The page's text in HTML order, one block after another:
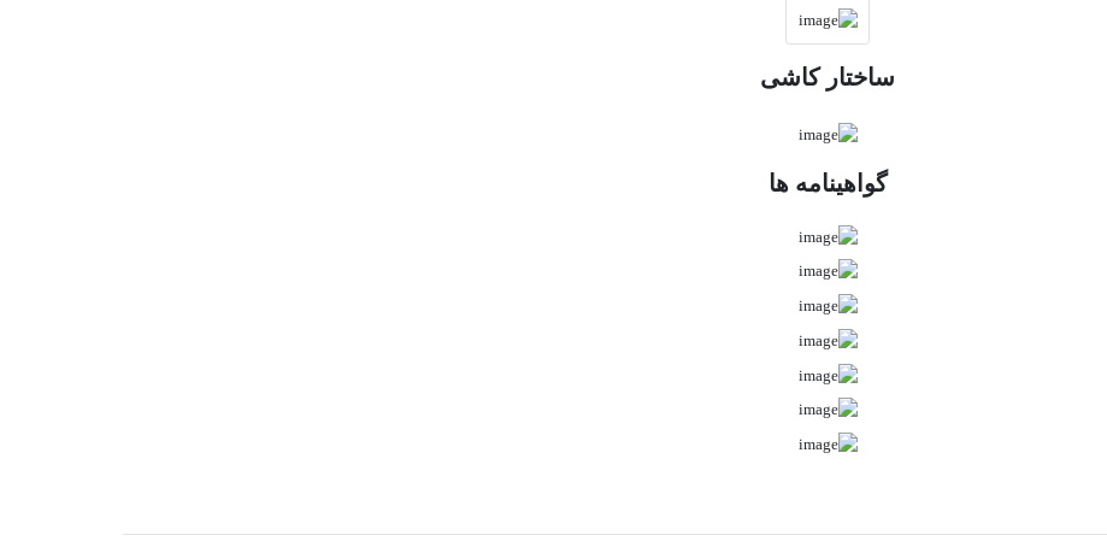
ساختار کاشی
گواهینامه ها